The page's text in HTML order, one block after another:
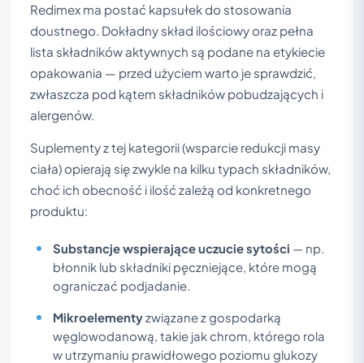
Redimex ma postać kapsułek do stosowania
doustnego. Dokładny skład ilościowy oraz pełna
lista składników aktywnych są podane na etykiecie
opakowania — przed użyciem warto je sprawdzić,
zwłaszcza pod kątem składników pobudzających i
alergenów.
Suplementy z tej kategorii (wsparcie redukcji masy
ciała) opierają się zwykle na kilku typach składników,
choć ich obecność i ilość zależą od konkretnego
produktu:
Substancje wspierające uczucie sytości — np.
błonnik lub składniki pęczniejące, które mogą
ograniczać podjadanie.
Mikroelementyzwiązane z gospodarką
węglowodanową, takie jak chrom, którego rola
w utrzymaniu prawidłowego poziomu glukozy